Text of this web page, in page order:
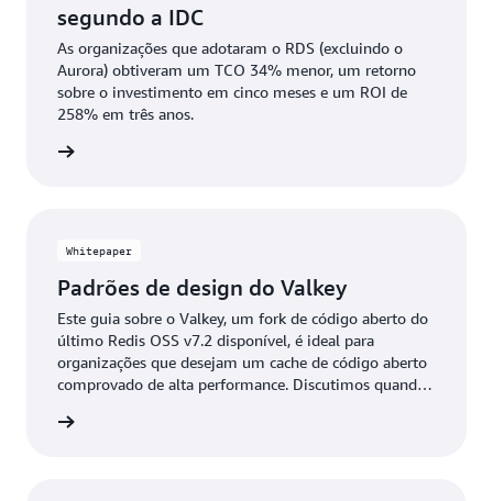
segundo a IDC
As organizações que adotaram o RDS (excluindo o
Aurora) obtiveram um TCO 34% menor, um retorno
sobre o investimento em cinco meses e um ROI de
258% em três anos.
Whitepaper
Padrões de design do Valkey
Este guia sobre o Valkey, um fork de código aberto do
último Redis OSS v7.2 disponível, é ideal para
organizações que desejam um cache de código aberto
comprovado de alta performance. Discutimos quando
nos principais padrões de modelagem de dados,